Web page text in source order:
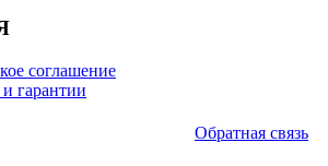
соглашение
гарантии
Обратная связь